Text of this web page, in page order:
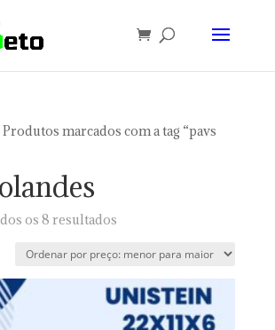
marcados com a tag “pavs
os 8 resultadosClassificado
preço:
baixo
para
alto